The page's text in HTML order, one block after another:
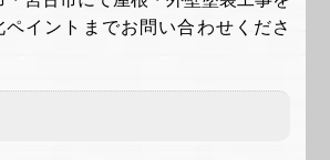
イントまでお問い合わせくださ